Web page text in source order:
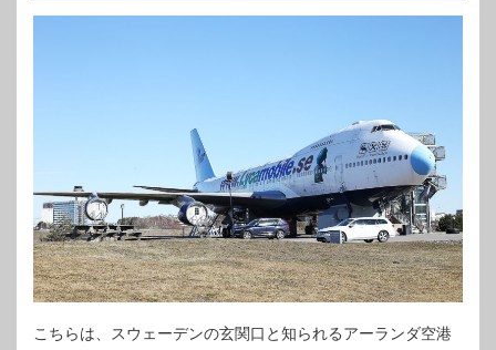
こちらは、スウェーデンの玄関口と知られるアーランダ空港